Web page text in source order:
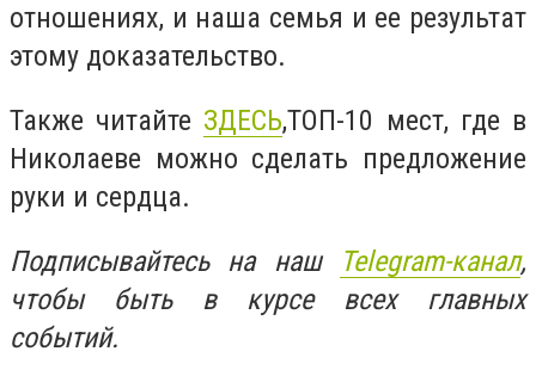
отношениях, и наша семья и ее результат
этому доказательство.
Также читайте ЗДЕСЬ,ТОП-10 мест, где в
Николаеве можно сделать предложение
руки и сердца.
Подписывайтесь на наш
Telegram-канал,
чтобы быть в курсе всех главных
событий.